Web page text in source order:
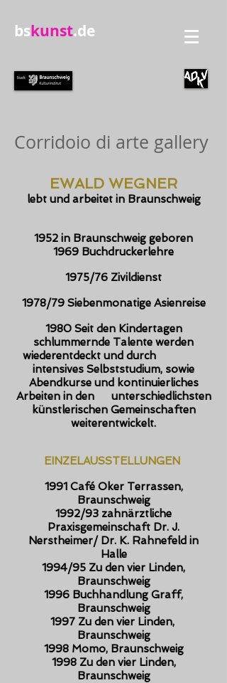
bskunst.de
Corridoio di arte gallery
EWALD WEGNER
lebt und arbeitet in Braunschweig
1952 in Braunschweig geboren
1969 Buchdruckerlehre
1975/76 Zivildienst
1978/79 Siebenmonatige Asienreise
1980 Seit den Kindertagen
schlummernde Talente werden
wiederentdeckt und durch
intensives Selbststudium, sowie
Abendkurse und kontinuierliches
Arbeiten in den
unterschiedlichsten
künstlerischen Gemeinschaften
weiterentwickelt.
EINZELAUSSTELLUNGEN
1991 Café Oker Terrassen,
Braunschweig
1992/93 zahnärztliche
Praxisgemeinschaft Dr. J.
Nerstheimer/ Dr. K. Rahnefeld in
Halle
1994/95 Zu den vier Linden,
Braunschweig
1996 Buchhandlung Graff,
Braunschweig
1997 Zu den vier Linden,
Braunschweig
1998 Momo, Braunschweig
1998 Zu den vier Linden,
Braunschweig